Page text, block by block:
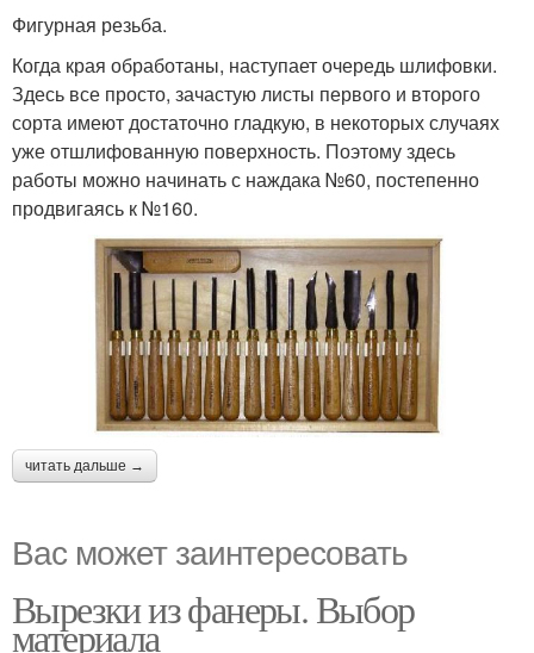
Фигурная резьба.
Когда края обработаны, наступает очередь шлифовки.
Здесь все просто, зачастую листы первого и второго
сорта имеют достаточно гладкую, в некоторых случаях
уже отшлифованную поверхность. Поэтому здесь
работы можно начинать с наждака №60, постепенно
продвигаясь к №160.
читать дальше →
Вас может заинтересовать
Вырезки из фанеры. Выбор
материала